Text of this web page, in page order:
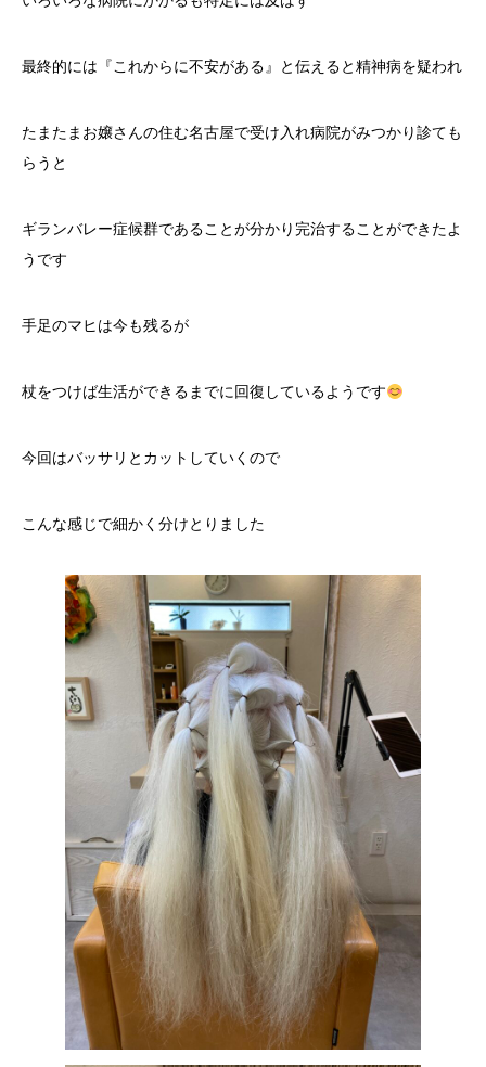
最終的には『これからに不安がある』と伝えると精神病を疑われ
たまたまお嬢さんの住む名古屋で受け入れ病院がみつかり診ても
らうと
ギランバレー症候群であることが分かり完治することができたよ
うです
手足のマヒは今も残るが
杖をつけば生活ができるまでに回復しているようです
今回はバッサリとカットしていくので
こんな感じで細かく分けとりました